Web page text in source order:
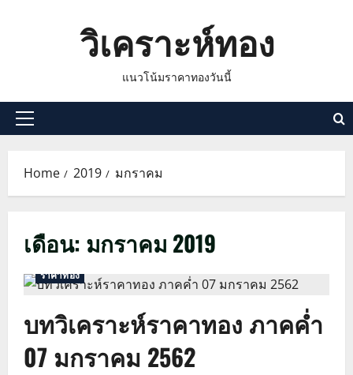
วิเคราะห์ทอง
แนวโน้มราคาทองวันนี้
Primary
Home 2019 มกราคม
เดือน: มกราคม 2019
ราคาทอง
บทวิเคราะห์ราคาทอง ภาคค่ำ
07 มกราคม 2562